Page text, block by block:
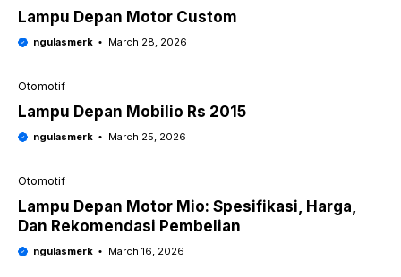
Lampu Depan Motor Custom
ngulasmerk March 28, 2026
Otomotif
Lampu Depan Mobilio Rs 2015
ngulasmerk March 25, 2026
Otomotif
Lampu Depan Motor Mio: Spesifikasi, Harga,
Dan Rekomendasi Pembelian
ngulasmerk March 16, 2026